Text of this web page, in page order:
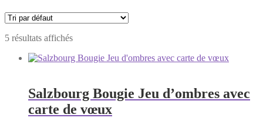
5 résultats affichés
Salzbourg Bougie Jeu d’ombres avec
carte de vœux